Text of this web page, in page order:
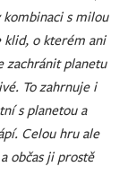
s milou
klid, o kterém ani
zachránit planetu
To zahrnuje i
s planetou a
Celou hru ale
občas ji prostě